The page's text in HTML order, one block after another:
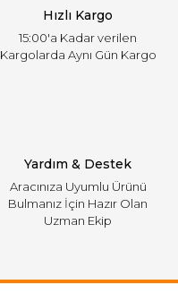
Hızlı Kargo
15:00'a Kadar verilen
Kargolarda Aynı Gün Kargo
Yardım & Destek
Aracınıza Uyumlu Ürünü
Bulmanız İçin Hazır Olan
Uzman Ekip